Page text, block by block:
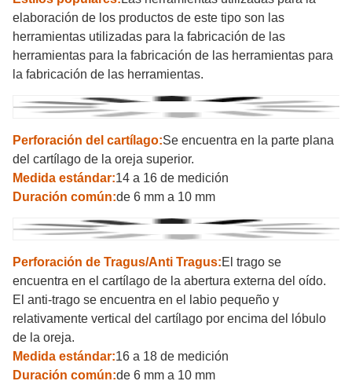
elaboración de los productos de este tipo son las
herramientas utilizadas para la fabricación de las
herramientas para la fabricación de las herramientas para
la fabricación de las herramientas.
Perforación del cartílago:Se encuentra en la parte plana
del cartílago de la oreja superior.
Medida estándar:14 a 16 de medición
Duración común:de 6 mm a 10 mm
Perforación de Tragus/Anti Tragus:El trago se
encuentra en el cartílago de la abertura externa del oído.
El anti-trago se encuentra en el labio pequeño y
relativamente vertical del cartílago por encima del lóbulo
de la oreja.
Medida estándar:16 a 18 de medición
Duración común:de 6 mm a 10 mm